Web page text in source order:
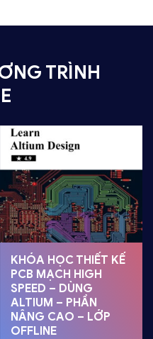
TRÌNH
KHÓA HỌC THIẾT KẾ
PCB MẠCH HIGH
SPEED – DÙNG
ALTIUM – PHẦN
NÂNG CAO – LỚP
OFFLINE